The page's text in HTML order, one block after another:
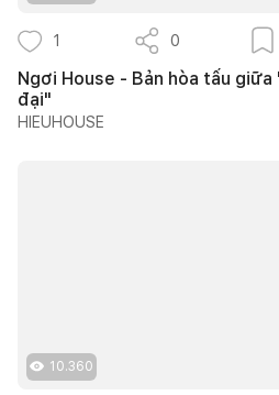
1 0
Ngơi House - Bản hòa tấu
đại"
HIEUHOUSE
10.360